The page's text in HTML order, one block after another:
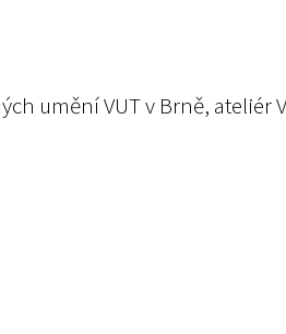
umění VUT v Brně, ateliér